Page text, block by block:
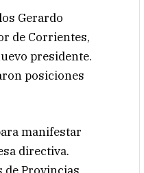
Gerardo
de Corrientes,
presidente.
posiciones
manifestar
directiva.